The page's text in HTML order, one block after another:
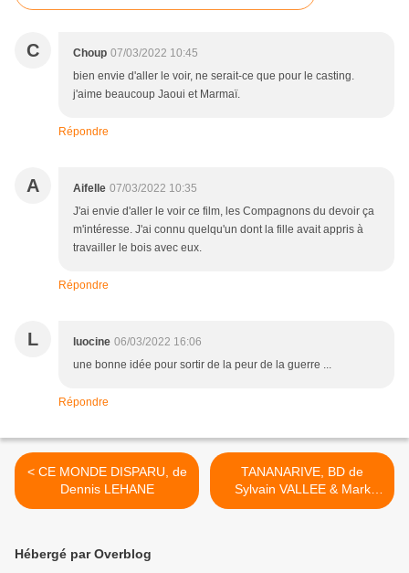
C Choup 07/03/2022 10:45
bien envie d'aller le voir, ne serait-ce que pour le casting.
j'aime beaucoup Jaoui et Marmaï.
Répondre
A Aifelle 07/03/2022 10:35
J'ai envie d'aller le voir ce film, les Compagnons du devoir ça
m'intéresse. J'ai connu quelqu'un dont la fille avait appris à
travailler le bois avec eux.
Répondre
L luocine 06/03/2022 16:06
une bonne idée pour sortir de la peur de la guerre ...
Répondre
< CE MONDE DISPARU, de
Dennis LEHANE
TANANARIVE, BD de
Sylvain VALLEE & Mark
EACERSALL >
Hébergé par Overblog